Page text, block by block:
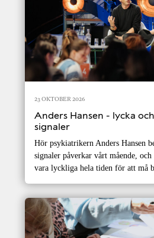
23 OKTOBER 2026
Anders Hansen - lycka
signaler
Hör psykiatrikern Anders Hansen
signaler påverkar vårt mående,
vara lyckliga hela tiden för att må